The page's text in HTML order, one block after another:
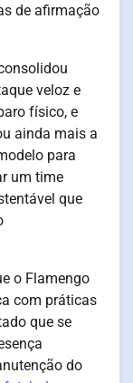
de afirmação
veloz e
físico, e
ainda mais a
para
um time
que
o Flamengo
com práticas
que se
do